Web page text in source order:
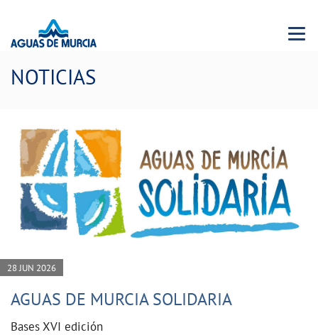
Menu
NOTICIAS
28 JUN 2026
AGUAS DE MURCIA SOLIDARIA
Bases XVI edición